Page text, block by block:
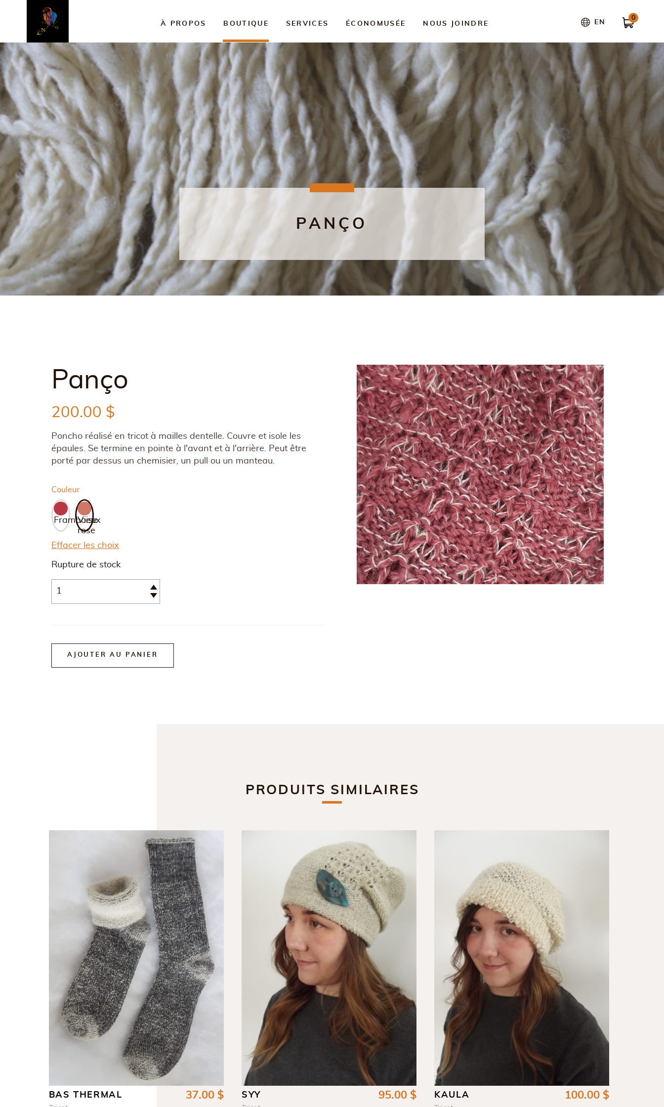
À PROPOS BOUTIQUE SERVICES ÉCONOMUSÉE NOUS JOINDRE EN
0
PANÇO
Panço
200.00 $
Poncho réalisé en tricot à mailles dentelle. Couvre et isole les
épaules. Se termine en pointe à l'avant et à l'arrière. Peut être
porté par dessus un chemisier, un pull ou un manteau.
Couleur
Framboise
Vieux
rose
Effacer les choix
Rupture de stock
AJOUTER AU PANIER
PRODUITS SIMILAIRES
BAS THERMAL 37.00 $ SYY 95.00 $ KAULA 100.00 $